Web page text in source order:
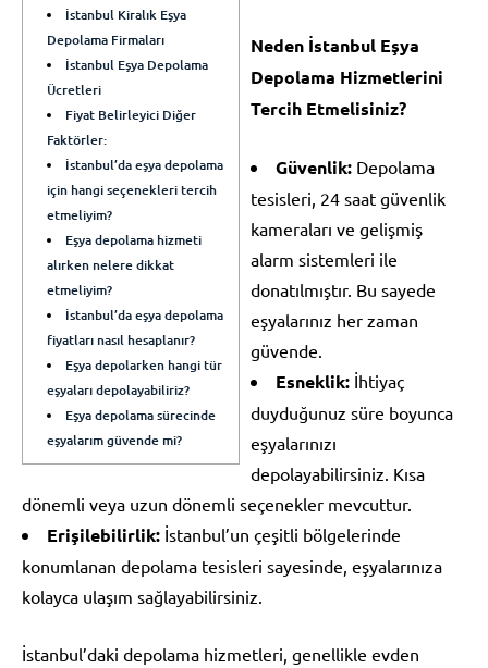
İstanbul Kiralık Eşya
Depolama Firmaları
İstanbul Eşya Depolama
Ücretleri
Fiyat Belirleyici Diğer
Faktörler:
İstanbul’da eşya depolama
için hangi seçenekleri tercih
etmeliyim?
Eşya depolama hizmeti
alırken nelere dikkat
etmeliyim?
İstanbul’da eşya depolama
fiyatları nasıl hesaplanır?
Eşya depolarken hangi tür
eşyaları depolayabiliriz?
Eşya depolama sürecinde
eşyalarım güvende mi?
Neden İstanbul Eşya
Depolama Hizmetlerini
Tercih Etmelisiniz?
Güvenlik: Depolama
tesisleri, 24 saat güvenlik
kameraları ve gelişmiş
alarm sistemleri ile
donatılmıştır. Bu sayede
eşyalarınız her zaman
güvende.
Esneklik: İhtiyaç
duyduğunuz süre boyunca
eşyalarınızı
depolayabilirsiniz. Kısa
dönemli veya uzun dönemli seçenekler mevcuttur.
Erişilebilirlik: İstanbul’un çeşitli bölgelerinde
konumlanan depolama tesisleri sayesinde, eşyalarınıza
kolayca ulaşım sağlayabilirsiniz.
İstanbul’daki depolama hizmetleri, genellikle evden